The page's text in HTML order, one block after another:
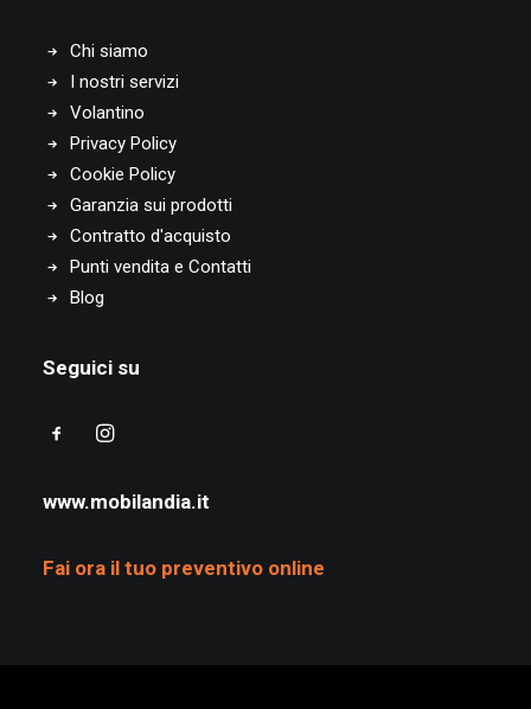
Chi siamo
I nostri servizi
Volantino
Privacy Policy
Cookie Policy
Garanzia sui prodotti
Contratto d'acquisto
Punti vendita e Contatti
Blog
Seguici su
www.mobilandia.it
Fai ora il tuo preventivo online